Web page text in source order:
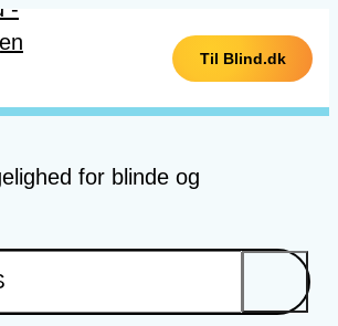
Til Blind.dk
for blinde og